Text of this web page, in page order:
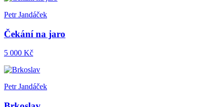
Petr Jandáček
Čekání na jaro
5 000 Kč
Petr Jandáček